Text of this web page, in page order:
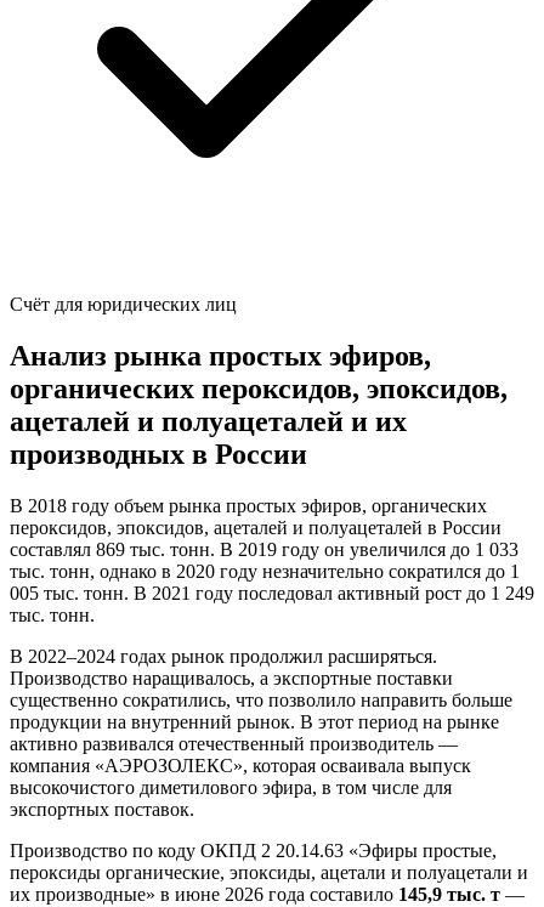
Счёт для юридических лиц
Анализ рынка простых эфиров,
органических пероксидов, эпоксидов,
ацеталей и полуацеталей и их
производных в России
В 2018 году объем рынка простых эфиров, органических
пероксидов, эпоксидов, ацеталей и полуацеталей в России
составлял 869 тыс. тонн. В 2019 году он увеличился до 1 033
тыс. тонн, однако в 2020 году незначительно сократился до 1
005 тыс. тонн. В 2021 году последовал активный рост до 1 249
тыс. тонн.
В 2022–2024 годах рынок продолжил расширяться.
Производство наращивалось, а экспортные поставки
существенно сократились, что позволило направить больше
продукции на внутренний рынок. В этот период на рынке
активно развивался отечественный производитель —
компания «АЭРОЗОЛЕКС», которая осваивала выпуск
высокочистого диметилового эфира, в том числе для
экспортных поставок.
Производство по коду ОКПД 2 20.14.63 «Эфиры простые,
пероксиды органические, эпоксиды, ацетали и полуацетали и
их производные» в июне 2026 года составило 145,9 тыс. т —